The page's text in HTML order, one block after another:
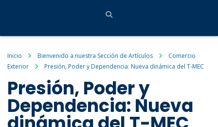
Inicio Bienvenido a nuestra Sección de Artículos
Comercio
Exterior
Presión, Poder y Dependencia: Nueva dinámica del T-MEC
Presión, Poder y
Dependencia: Nueva